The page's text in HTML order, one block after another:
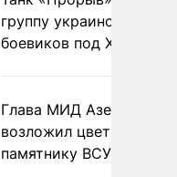
группу украинских
боевиков под
Глава МИД
возложил цветы к
памятнику ВСУ